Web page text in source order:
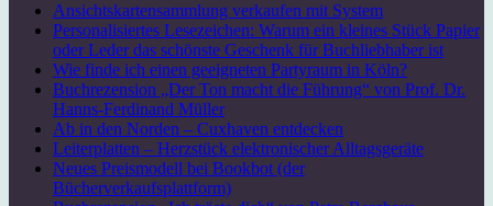
Ansichtskartensammlung verkaufen mit System
Personalisiertes Lesezeichen: Warum ein kleines Stück Papier
oder Leder das schönste Geschenk für Buchliebhaber ist
Wie finde ich einen geeigneten Partyraum in Köln?
Buchrezension „Der Ton macht die Führung“ von Prof. Dr.
Hanns-Ferdinand Müller
Ab in den Norden – Cuxhaven entdecken
Leiterplatten – Herzstück elektronischer Alltagsgeräte
Neues Preismodell bei Bookbot (der
Bücherverkaufsplattform)